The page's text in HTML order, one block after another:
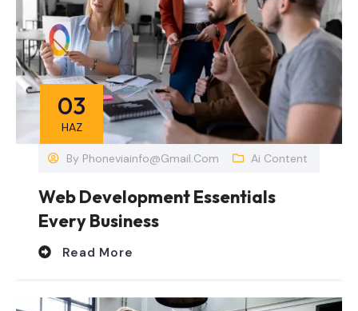
03
HAZ
By Phoneviainfo@gmail.com Ai Content
Web Development Essentials
Every Business
Read More